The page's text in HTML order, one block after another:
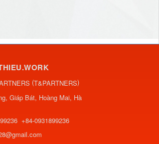
(T&PARTNERS)
Giáp Bát, Hoàng Mai, Hà
+84-0931899236